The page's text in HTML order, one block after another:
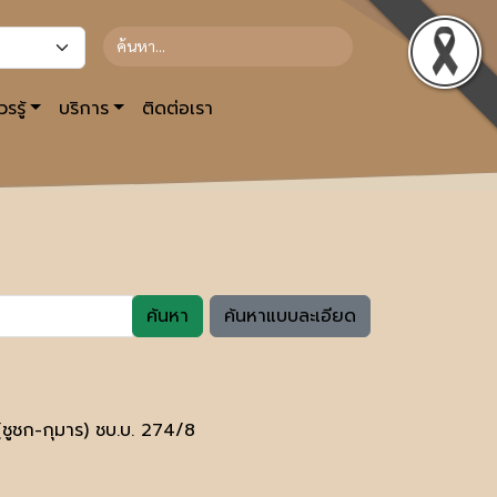
รรู้ บริการ ติดต่อเรา
ค้นหา ค้นหาแบบละเอียด
ชก-กุมาร) ชบ.บ. 274/8